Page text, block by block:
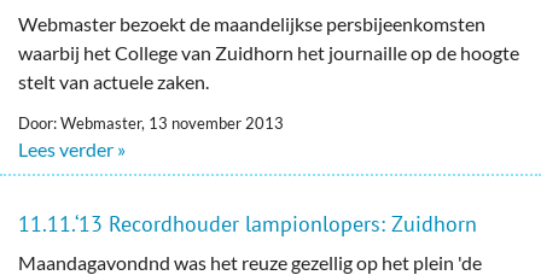
Webmaster bezoekt de maandelijkse persbijeenkomsten
waarbij het College van Zuidhorn het journaille op de hoogte
stelt van actuele zaken.
Door: Webmaster, 13 november 2013
Lees verder »
11.11.‘13 Recordhouder lampionlopers: Zuidhorn
Maandagavondnd was het reuze gezellig op het plein 'de